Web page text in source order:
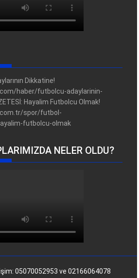
Dikkatine!
haber/futbolcu-adaylarinin-
Hayalim Futbolcu Olmak!
spor/futbol-
futbolcu-olmak
NELER OLDU?
05070052953 ve 02166064078